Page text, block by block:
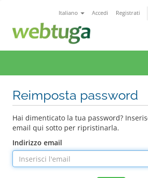
Italiano Accedi Registrati
Reimposta password
Hai dimenticato la tua password?
email qui sotto per ripristinarla.
Indirizzo email